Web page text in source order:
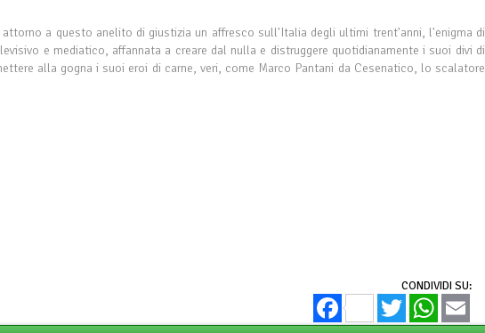
a questo anelito di giustizia un affresco sull'Italia degli ultimi trent'anni, l'enigma di
e mediatico, affannata a creare dal nulla e distruggere quotidianamente i suoi divi di
alla gogna i suoi eroi di carne, veri, come Marco Pantani da Cesenatico, lo scalatore
CONDIVIDI SU:
FacebookTwitter WhatsApp